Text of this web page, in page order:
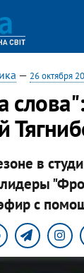
— 26 октября
в
с